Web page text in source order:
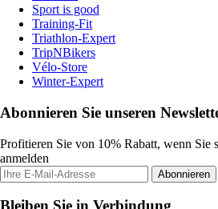
Sport is good
Training-Fit
Triathlon-Expert
TripNBikers
Vélo-Store
Winter-Expert
Abonnieren Sie unseren
Profitieren Sie von 10% Rabatt, wenn Sie
anmelden
Abonnieren